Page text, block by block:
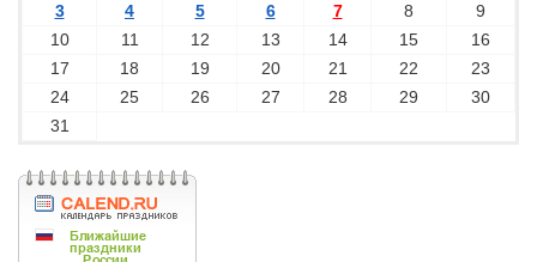
3
4 5 6 7 8
9
10
11 12 13 14 15
16
17
18 19 20 21 22
23
24
25 26 27 28 29
30
31